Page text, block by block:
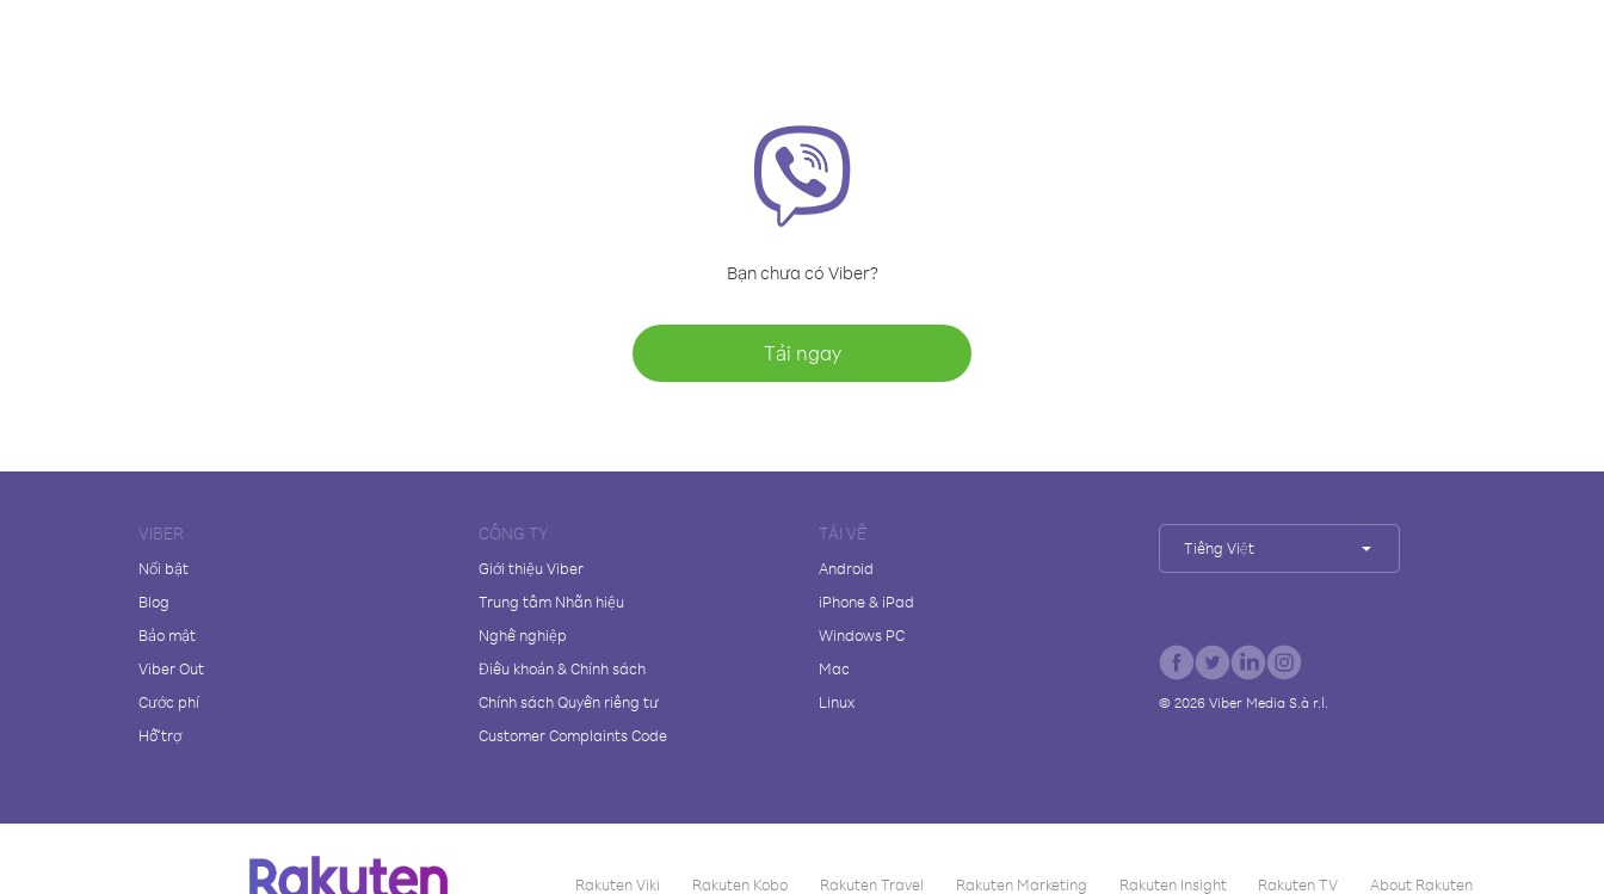
Bạn chưa có Viber?
Tải ngay
VIBER
Nổi bật
Blog
Bảo mật
Viber Out
Cước phí
Hỗ trợ
CÔNG TY
Giới thiệu Viber
Trung tâm Nhãn hiệu
Nghề nghiệp
Điều khoản & Chính sách
Chính sách Quyền riêng tư
Customer Complaints Code
TẢI VỀ
Android
iPhone & iPad
Windows PC
Mac
Linux
Tiếng Việt
© 2026 Viber Media S.à r.l.
Rakuten Viki Rakuten Kobo Rakuten Travel Rakuten Marketing Rakuten Insight Rakuten TV About Rakuten